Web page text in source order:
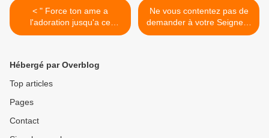
< " Force ton a‌me a‌
l'adoration jusqu'a‌ ce
qu'elle devienne facile "
Ne vous contentez pas de
demander à votre Seigneur
des biens matériels ! >
Hébergé par Overblog
Top articles
Pages
Contact